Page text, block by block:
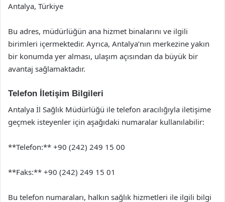
Antalya, Türkiye
Bu adres, müdürlüğün ana hizmet binalarını ve ilgili
birimleri içermektedir. Ayrıca, Antalya’nın merkezine yakın
bir konumda yer alması, ulaşım açısından da büyük bir
avantaj sağlamaktadır.
Telefon İletişim Bilgileri
Antalya İl Sağlık Müdürlüğü ile telefon aracılığıyla iletişime
geçmek isteyenler için aşağıdaki numaralar kullanılabilir:
**Telefon:** +90 (242) 249 15 00
**Faks:** +90 (242) 249 15 01
Bu telefon numaraları, halkın sağlık hizmetleri ile ilgili bilgi